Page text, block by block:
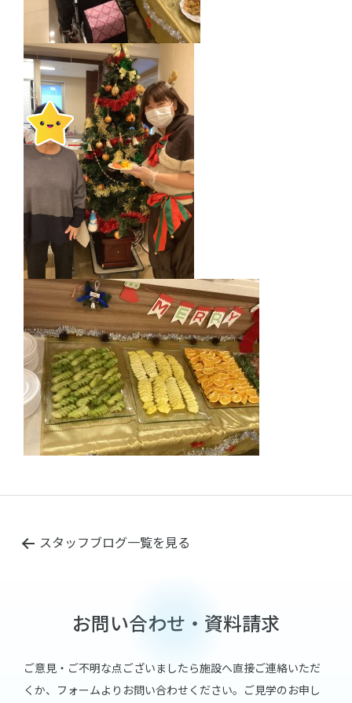
スタッフブログ一覧を見る
お問い合わせ・資料請求
ご意見・ご不明な点ございましたら施設へ直接ご連絡いただ
くか、フォームよりお問い合わせください。 ご見学のお申し